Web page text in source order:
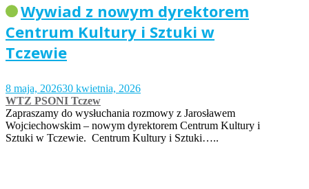
Wywiad z nowym dyrektorem
Centrum Kultury i Sztuki w
Tczewie
8 maja, 202630 kwietnia, 2026
WTZ PSONI Tczew
Zapraszamy do wysłuchania rozmowy z Jarosławem
Wojciechowskim – nowym dyrektorem Centrum Kultury i
Sztuki w Tczewie. Centrum Kultury i Sztuki…..